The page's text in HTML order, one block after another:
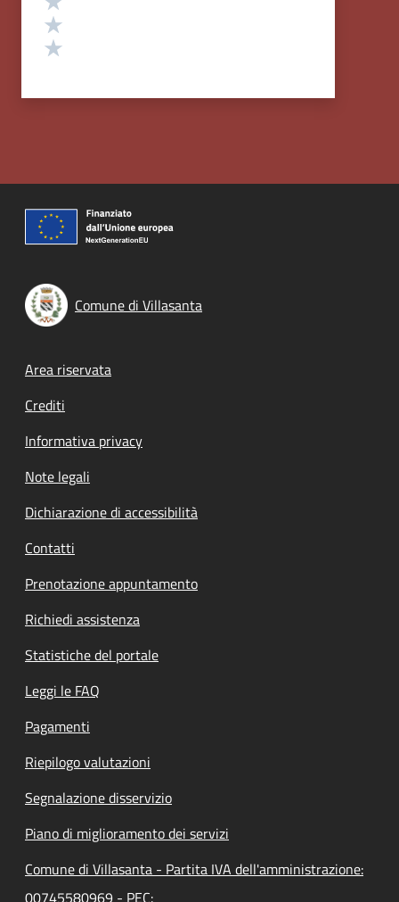
Comune di Villasanta
Footer menu
Area riservata
Crediti
Informativa privacy
Note legali
Dichiarazione di accessibilità
Contatti
Prenotazione appuntamento
Richiedi assistenza
Statistiche del portale
Leggi le FAQ
Pagamenti
Riepilogo valutazioni
Segnalazione disservizio
Piano di miglioramento dei servizi
Comune di Villasanta - Partita IVA dell'amministrazione:
00745580969 - PEC: